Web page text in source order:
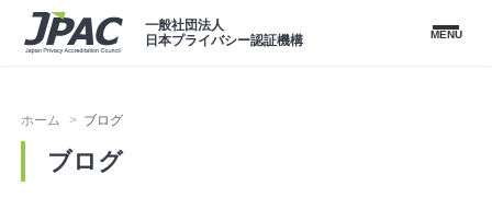
一般社団法人
日本プライバシー認証機構
MENU
ホーム ブログ
ブログ